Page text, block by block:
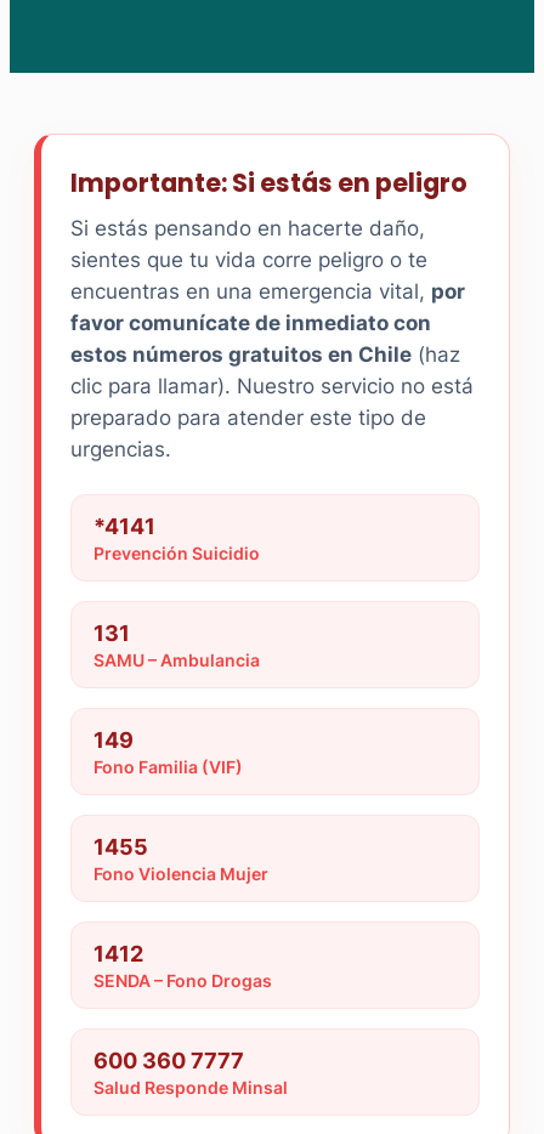
Importante: Si estás en peligro
Si estás pensando en hacerte daño,
sientes que tu vida corre peligro o te
encuentras en una emergencia vital, por
favor comunícate de inmediato con
estos números gratuitos en Chile (haz
clic para llamar). Nuestro servicio no está
preparado para atender este tipo de
urgencias.
*4141
Prevención Suicidio
131
SAMU – Ambulancia
149
Fono Familia (VIF)
1455
Fono Violencia Mujer
1412
SENDA – Fono Drogas
600 360 7777
Salud Responde Minsal